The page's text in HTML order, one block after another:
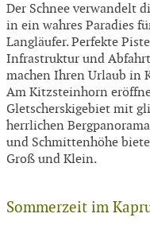
Der Schnee verwandelt
in ein wahres Paradies
Langläufer. Perfekte
Infrastruktur und
machen Ihren Urlaub in
Am Kitzsteinhorn
Gletscherskigebiet mit
herrlichen
und Schmittenhöhe
Groß und Klein.
Sommerzeit im